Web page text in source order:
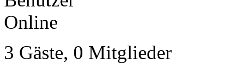
3 Gäste, 0 Mitglieder